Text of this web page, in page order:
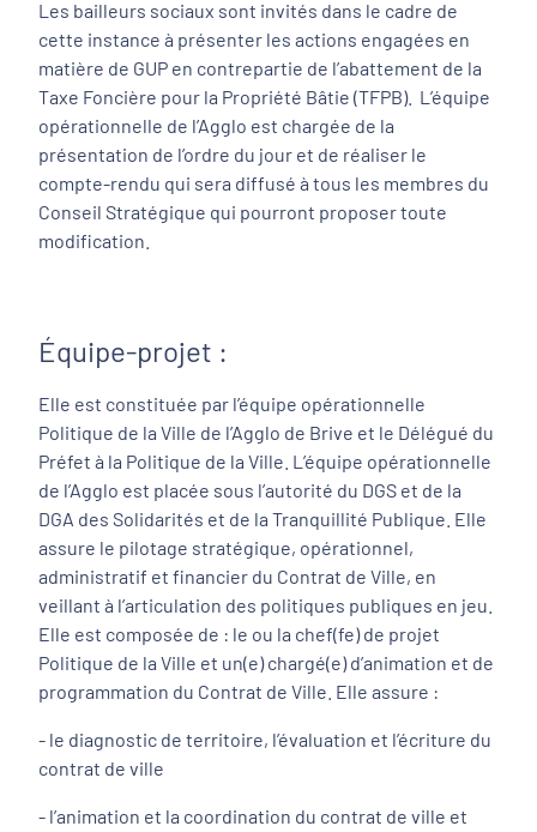
Les bailleurs sociaux sont invités dans le cadre de
cette instance à présenter les actions engagées en
matière de GUP en contrepartie de l’abattement de la
Taxe Foncière pour la Propriété Bâtie (TFPB). L’équipe
opérationnelle de l’Agglo est chargée de la
présentation de l’ordre du jour et de réaliser le
compte-rendu qui sera diffusé à tous les membres du
Conseil Stratégique qui pourront proposer toute
modification.
Équipe-projet :
Elle est constituée par l’équipe opérationnelle
Politique de la Ville de l’Agglo de Brive et le Délégué du
Préfet à la Politique de la Ville. L’équipe opérationnelle
de l’Agglo est placée sous l’autorité du DGS et de la
DGA des Solidarités et de la Tranquillité Publique. Elle
assure le pilotage stratégique, opérationnel,
administratif et financier du Contrat de Ville, en
veillant à l’articulation des politiques publiques en jeu.
Elle est composée de : le ou la chef(fe) de projet
Politique de la Ville et un(e) chargé(e) d’animation et de
programmation du Contrat de Ville. Elle assure :
- le diagnostic de territoire, l’évaluation et l’écriture du
contrat de ville
- l’animation et la coordination du contrat de ville et